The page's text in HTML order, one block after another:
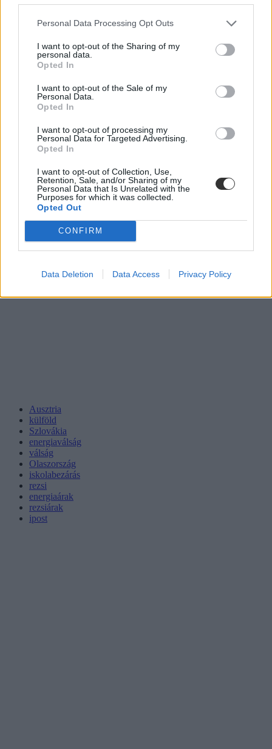
Personal Data Processing Opt Outs
I want to opt-out of the Sharing of my
personal data.
Opted In
I want to opt-out of the Sale of my
Personal Data.
Opted In
I want to opt-out of processing my
Personal Data for Targeted Advertising.
Opted In
I want to opt-out of Collection, Use,
Retention, Sale, and/or Sharing of my
Personal Data that Is Unrelated with the
Purposes for which it was collected.
Opted Out
CONFIRM
Data Deletion Data Access Privacy Policy
Ausztria
külföld
Szlovákia
energiaválság
válság
Olaszország
iskolabezárás
rezsi
energiaárak
rezsiárak
ipost